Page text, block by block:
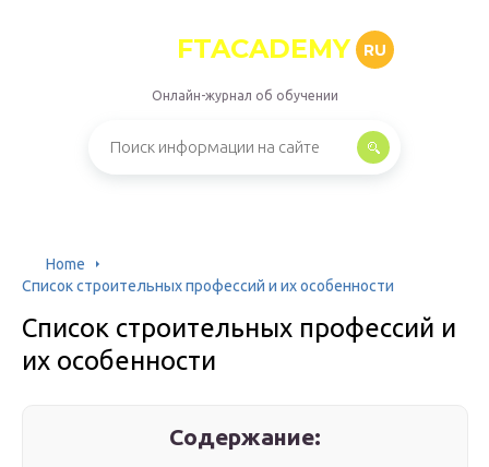
FTACADEMY RU
Онлайн-журнал об обучении
Home
Список строительных профессий и их особенности
Список строительных профессий и
их особенности
Содержание: